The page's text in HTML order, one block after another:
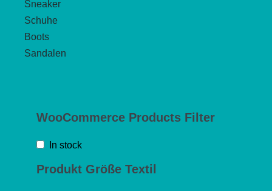
Sneaker
Schuhe
Boots
Sandalen
WooCommerce Products Filter
In stock
Produkt Größe Textil